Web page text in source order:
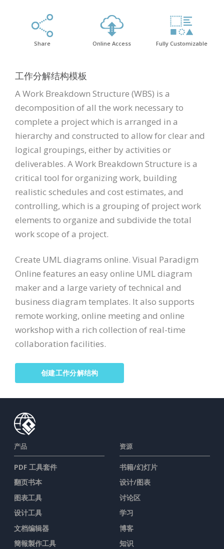
Share Online Access Fully Customizable
工作分解结构模板
A Work Breakdown Structure (WBS) is a
decomposition of all the work necessary to
complete a project which is arranged in a
hierarchy and constructed to allow for clear and
logical groupings, either by activities or
deliverables. A Work Breakdown Structure is a
critical tool for organizing work, building
realistic schedules and cost estimates, and
controlling, which is a grouping of project work
elements to organize and subdivide the total
work scope of a project.
Create UML diagrams online. Visual Paradigm
Online features an easy online UML diagram
maker and a large variety of technical and
business diagram templates. It also supports
remote working, online meeting and online
workshop with a rich collection of real-time
collaboration facilities.
创建工作分解结构
产品
PDF 工具套件
翻页书本
图表工具
设计工具
文档编辑器
簡報製作工具
资源
书籍/幻灯片
设计/图表
讨论区
学习
博客
知识